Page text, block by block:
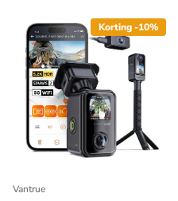
Korting -10%
Vantrue